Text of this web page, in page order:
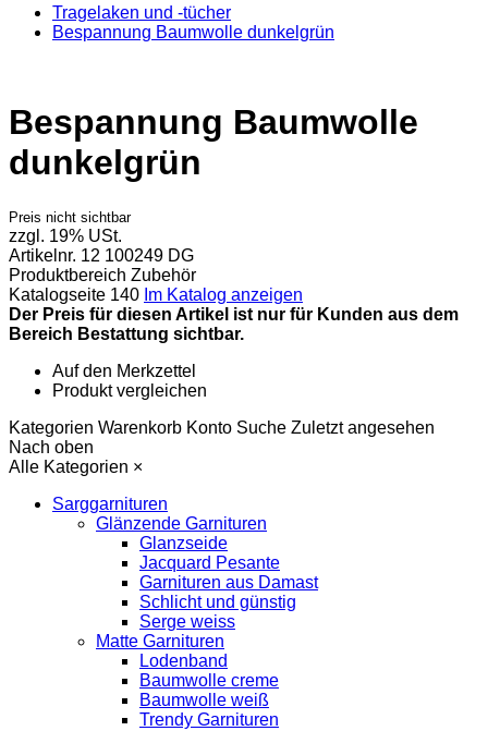
Tragelaken und -tücher
Bespannung Baumwolle dunkelgrün
Bespannung Baumwolle
dunkelgrün
Preis nicht sichtbar
zzgl. 19% USt.
Artikelnr. 12 100249 DG
Produktbereich Zubehör
Katalogseite 140 Im Katalog anzeigen
Der Preis für diesen Artikel ist nur für Kunden aus dem
Bereich Bestattung sichtbar.
Auf den Merkzettel
Produkt vergleichen
Kategorien Warenkorb Konto Suche Zuletzt angesehen
Nach oben
Alle Kategorien ×
Sarggarnituren
Glänzende Garnituren
Glanzseide
Jacquard Pesante
Garnituren aus Damast
Schlicht und günstig
Serge weiss
Matte Garnituren
Lodenband
Baumwolle creme
Baumwolle weiß
Trendy Garnituren